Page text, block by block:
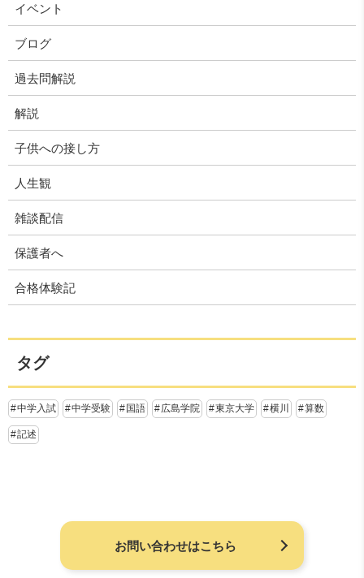
イベント
ブログ
過去問解説
解説
子供への接し方
人生観
雑談配信
保護者へ
合格体験記
タグ
中学入試 中学受験 国語 広島学院 東京大学 横川 算数
記述
お問い合わせはこちら